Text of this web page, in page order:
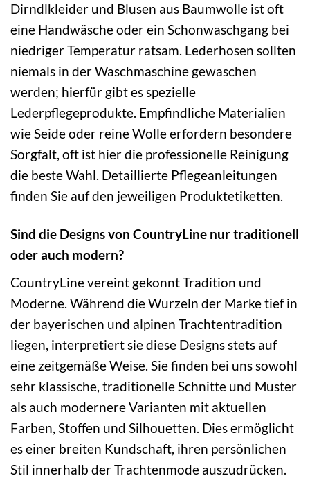
Dirndlkleider und Blusen aus Baumwolle ist oft
eine Handwäsche oder ein Schonwaschgang bei
niedriger Temperatur ratsam. Lederhosen sollten
niemals in der Waschmaschine gewaschen
werden; hierfür gibt es spezielle
Lederpflegeprodukte. Empfindliche Materialien
wie Seide oder reine Wolle erfordern besondere
Sorgfalt, oft ist hier die professionelle Reinigung
die beste Wahl. Detaillierte Pflegeanleitungen
finden Sie auf den jeweiligen Produktetiketten.
Sind die Designs von CountryLine nur traditionell
oder auch modern?
CountryLine vereint gekonnt Tradition und
Moderne. Während die Wurzeln der Marke tief in
der bayerischen und alpinen Trachtentradition
liegen, interpretiert sie diese Designs stets auf
eine zeitgemäße Weise. Sie finden bei uns sowohl
sehr klassische, traditionelle Schnitte und Muster
als auch modernere Varianten mit aktuellen
Farben, Stoffen und Silhouetten. Dies ermöglicht
es einer breiten Kundschaft, ihren persönlichen
Stil innerhalb der Trachtenmode auszudrücken.